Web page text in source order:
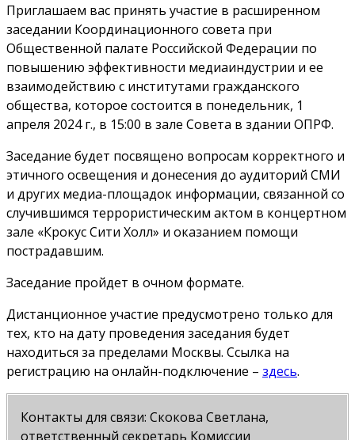
Приглашаем вас принять участие в расширенном
заседании Координационного совета при
Общественной палате Российской Федерации по
повышению эффективности медиаиндустрии и ее
взаимодействию с институтами гражданского
общества, которое состоится в понедельник, 1
апреля 2024 г., в 15:00 в зале Совета в здании ОПРФ.
Заседание будет посвящено вопросам корректного и
этичного освещения и донесения до аудиторий СМИ
и других медиа-площадок информации, связанной со
случившимся террористическим актом в концертном
зале «Крокус Сити Холл» и оказанием помощи
пострадавшим.
Заседание пройдет в очном формате.
Дистанционное участие предусмотрено только для
тех, кто на дату проведения заседания будет
находиться за пределами Москвы. Ссылка на
регистрацию на онлайн-подключение – здесь.
Контакты для связи: Скокова Светлана,
ответственный секретарь Комиссии